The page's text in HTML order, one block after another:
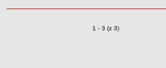
2021
Zmiany o pozycjach
1 - 3 (z 3)